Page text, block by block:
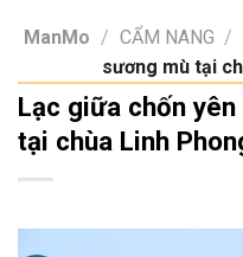
ManMo / CẨM NANG /
sương mù tại
Lạc giữa chốn
tại chùa Linh